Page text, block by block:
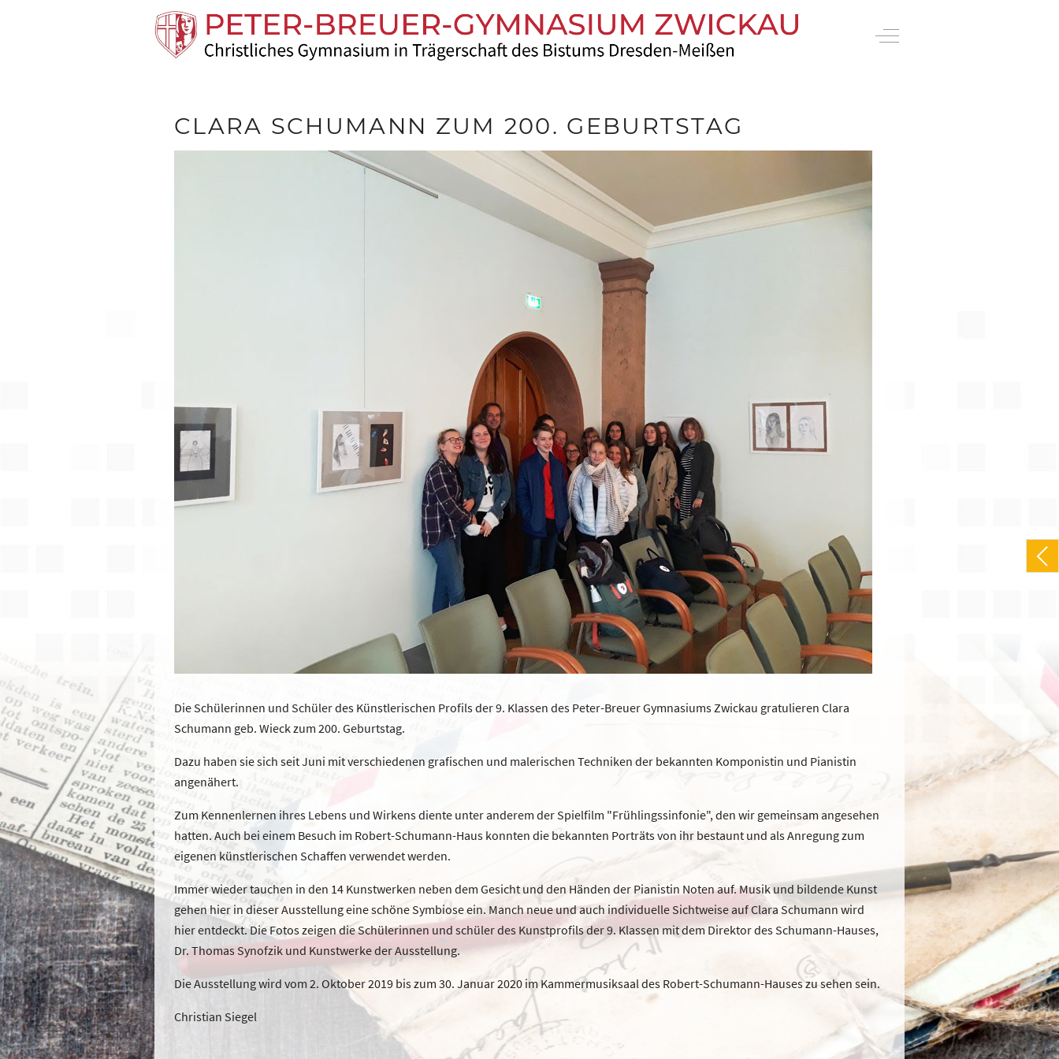
Off-Canvas Toggle
CLARA SCHUMANN ZUM 200. GEBURTSTAG
Die Schülerinnen und Schüler des Künstlerischen Profils der 9. Klassen des Peter-Breuer Gymnasiums Zwickau gratulieren Clara
Schumann geb. Wieck zum 200. Geburtstag.
Dazu haben sie sich seit Juni mit verschiedenen grafischen und malerischen Techniken der bekannten Komponistin und Pianistin
angenähert.
Zum Kennenlernen ihres Lebens und Wirkens diente unter anderem der Spielfilm "Frühlingssinfonie", den wir gemeinsam angesehen
hatten. Auch bei einem Besuch im Robert-Schumann-Haus konnten die bekannten Porträts von ihr bestaunt und als Anregung zum
eigenen künstlerischen Schaffen verwendet werden.
Immer wieder tauchen in den 14 Kunstwerken neben dem Gesicht und den Händen der Pianistin Noten auf. Musik und bildende Kunst
gehen hier in dieser Ausstellung eine schöne Symbiose ein. Manch neue und auch individuelle Sichtweise auf Clara Schumann wird
hier entdeckt. Die Fotos zeigen die Schülerinnen und schüler des Kunstprofils der 9. Klassen mit dem Direktor des Schumann-Hauses,
Dr. Thomas Synofzik und Kunstwerke der Ausstellung.
Die Ausstellung wird vom 2. Oktober 2019 bis zum 30. Januar 2020 im Kammermusiksaal des Robert-Schumann-Hauses zu sehen sein.
Christian Siegel